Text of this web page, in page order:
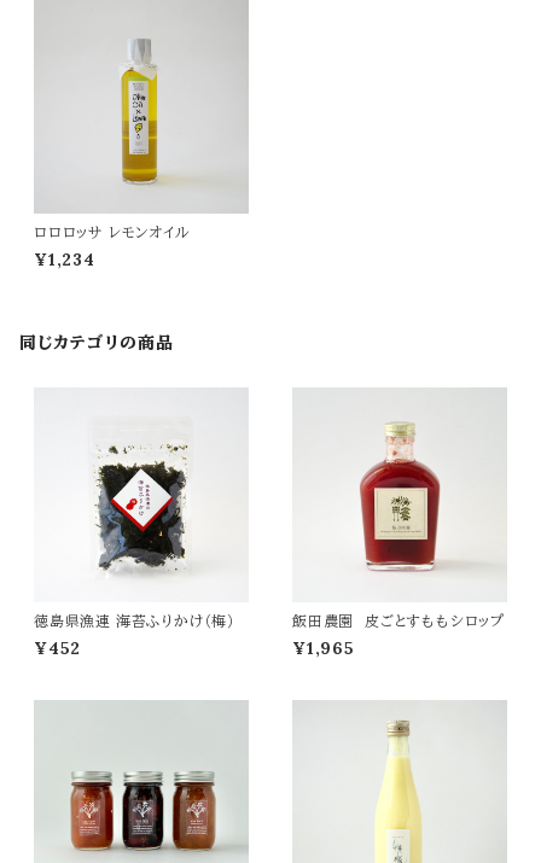
ロロロッサ レモンオイル
¥1,234
同じカテゴリの商品
徳島県漁連 海苔ふりかけ（梅）
¥452
飯田農園 皮ごとすももシロップ
¥1,965